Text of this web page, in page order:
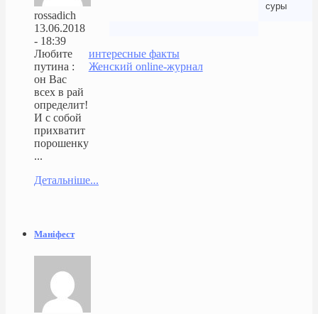
суры
интересные факты
Женский online-журнал
rossadich
13.06.2018
- 18:39
Любите
путина :
он Вас
всех в рай
определит!
И с собой
прихватит
порошенку
...
Детальніше...
Маніфест